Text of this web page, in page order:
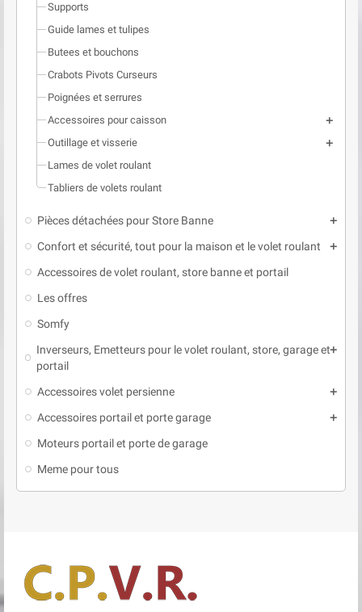
Supports
Guide lames et tulipes
Butees et bouchons
Crabots Pivots Curseurs
Poignées et serrures
Accessoires pour caisson
add
Outillage et visserie add
Lames de volet roulant
Tabliers de volets roulant
Pièces détachées pour Store Banne add
Confort et sécurité, tout pour la maison et le volet roulant add
Accessoires de volet roulant, store banne et portail
Les offres
Somfy
Inverseurs, Emetteurs pour le volet roulant, store, garage et
portail
add
Accessoires volet persienne add
Accessoires portail et porte garage add
Moteurs portail et porte de garage
Meme pour tous